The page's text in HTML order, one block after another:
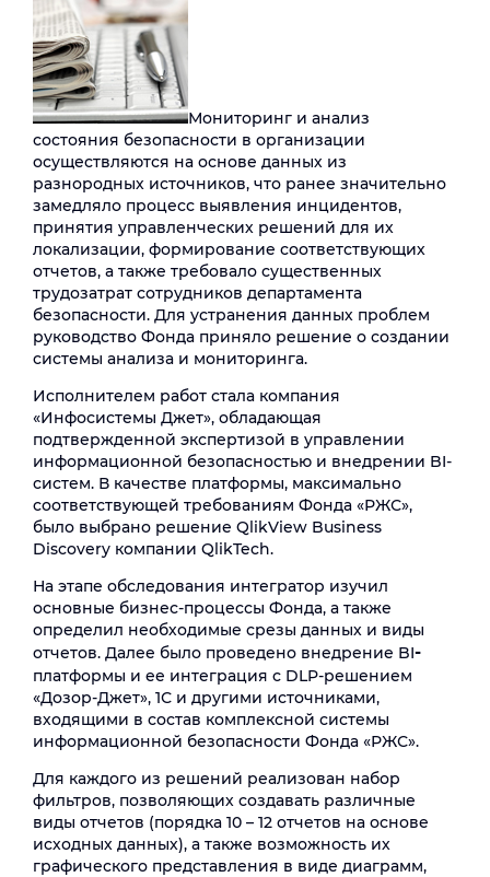
Мониторинг и анализ
состояния безопасности в организации
осуществляются на основе данных из
разнородных источников, что ранее значительно
замедляло процесс выявления инцидентов,
принятия управленческих решений для их
локализации, формирование соответствующих
отчетов, а также требовало существенных
трудозатрат сотрудников департамента
безопасности. Для устранения данных проблем
руководство Фонда приняло решение о создании
системы анализа и мониторинга.
Исполнителем работ стала компания
«Инфосистемы Джет», обладающая
подтвержденной экспертизой в управлении
информационной безопасностью и внедрении BI-
систем. В качестве платформы, максимально
соответствующей требованиям Фонда «РЖС»,
было выбрано решение QlikView Business
Discovery компании QlikTech.
На этапе обследования интегратор изучил
основные бизнес-процессы Фонда, а также
определил необходимые срезы данных и виды
отчетов. Далее было проведено внедрение BI-
платформы и ее интеграция с DLP-решением
«Дозор-Джет», 1С и другими источниками,
входящими в состав комплексной системы
информационной безопасности Фонда «РЖС».
Для каждого из решений реализован набор
фильтров, позволяющих создавать различные
виды отчетов (порядка 10 – 12 отчетов на основе
исходных данных), а также возможность их
графического представления в виде диаграмм,